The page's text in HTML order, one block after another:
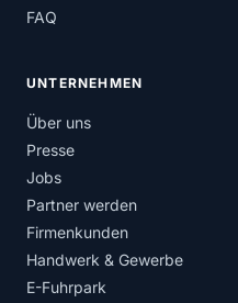
FAQ
UNTERNEHMEN
Über uns
Presse
Jobs
Partner werden
Firmenkunden
Handwerk & Gewerbe
E-Fuhrpark